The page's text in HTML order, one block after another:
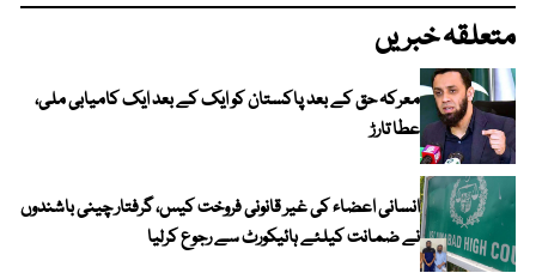
متعلقہ خبریں
معرکہ حق کے بعد پاکستان کو ایک کے بعد ایک کامیابی ملی،
عطا تارڑ
انسانی اعضاء کی غیر قانونی فروخت کیس، گرفتار چینی باشندوں
نے ضمانت کیلئے ہائیکورٹ سے رجوع کرلیا